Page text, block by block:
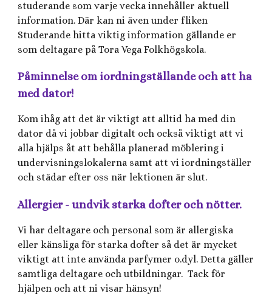
studerande som varje vecka innehåller aktuell
information. Där kan ni även under fliken
Studerande hitta viktig information gällande er
som deltagare på Tora Vega Folkhögskola.
Påminnelse om iordningställande och att ha
med dator!
Kom ihåg att det är viktigt att alltid ha med din
dator då vi jobbar digitalt och också viktigt att vi
alla hjälps åt att behålla planerad möblering i
undervisningslokalerna samt att vi iordningställer
och städar efter oss när lektionen är slut.
Allergier - undvik starka dofter och nötter.
Vi har deltagare och personal som är allergiska
eller känsliga för starka dofter så det är mycket
viktigt att inte använda parfymer o.dyl. Detta gäller
samtliga deltagare och utbildningar. Tack för
hjälpen och att ni visar hänsyn!